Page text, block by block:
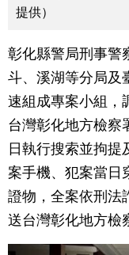
提供）
彰化縣警局刑事警
斗、溪湖等分局及
速組成專案小組，
台灣彰化地方檢察
日執行搜索並拘
案手機、犯案當日
證物，全案依刑法
送台灣彰化地方檢